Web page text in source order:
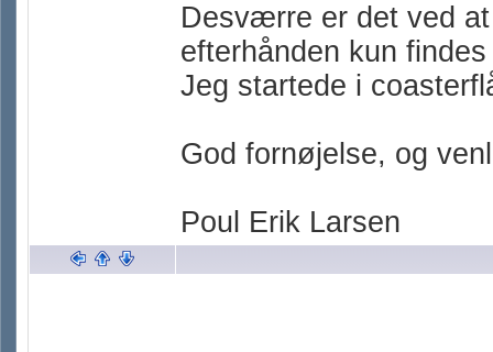
Desværre er det ved
efterhånden kun
Jeg startede i
God fornøjelse, og
Poul Erik Larsen